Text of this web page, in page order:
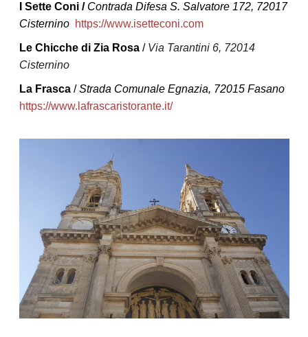
I Sette Coni / Contrada Difesa S. Salvatore 172, 72017
Cisternino https://www.isetteconi.com
Le Chicche di Zia Rosa/ Via Tarantini 6, 72014
Cisternino
La Frasca/Strada Comunale Egnazia, 72015 Fasano
https://www.lafrascaristorante.it/